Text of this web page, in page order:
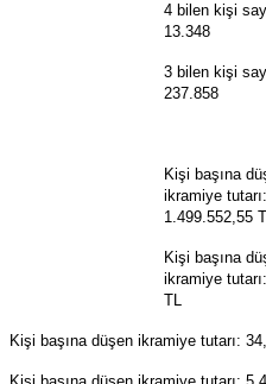
4 bilen kişi
13.348
3 bilen kişi
237.858
Kişi başına
ikramiye tutarı:
1.499.552,55
Kişi başına
ikramiye
TL
Kişi başına düşen ikramiye tutarı: